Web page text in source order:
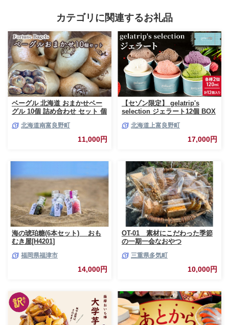
カテゴリに関連するお礼品
ベーグル 北海道 おまかせベー
グル 10個 詰め合わせ セット 個
酵母 天然酵母パン ナッツ チョ
コ チーズ レーズン いちじく ベ
ーコン ソーセージ キャラメル
北海道南富良野町
11,000円
【セゾン限定】 gelatrip's
selection ジェラート12個 BOX
スクリーム ジェラート デザー
ト ギフト 贈呈 贈り物 ミルク
生乳 牛乳 お菓子 スイーツ 冷凍
北海道上富良野町
17,000円
海の琥珀糖(6本セット) おも
むき屋[H4201]
福岡県福津市
14,000円
OT-01 素材にこだわった季節
の一期一会なおやつ
三重県多気町
10,000円